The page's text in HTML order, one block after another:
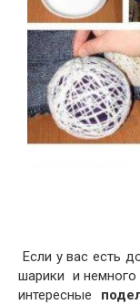
Если у вас есть
шарики и немного
интересные